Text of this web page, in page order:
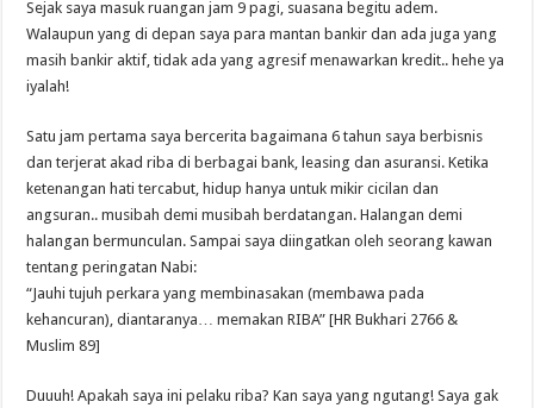
Sejak saya masuk ruangan jam 9 pagi, suasana begitu adem.
Walaupun yang di depan saya para mantan bankir dan ada juga yang
masih bankir aktif, tidak ada yang agresif menawarkan kredit.. hehe ya
iyalah!
Satu jam pertama saya bercerita bagaimana 6 tahun saya berbisnis
dan terjerat akad riba di berbagai bank, leasing dan asuransi. Ketika
ketenangan hati tercabut, hidup hanya untuk mikir cicilan dan
angsuran.. musibah demi musibah berdatangan. Halangan demi
halangan bermunculan. Sampai saya diingatkan oleh seorang kawan
tentang peringatan Nabi:
“Jauhi tujuh perkara yang membinasakan (membawa pada
kehancuran), diantaranya… memakan RIBA” [HR Bukhari 2766 &
Muslim 89]
Duuuh! Apakah saya ini pelaku riba? Kan saya yang ngutang! Saya gak